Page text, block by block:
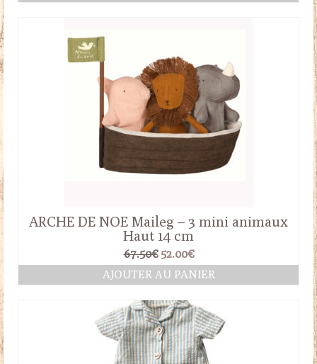
ARCHE DE NOE Maileg – 3 mini animaux
Haut 14 cm
67.50€ Le
prix
initial
67.50€.
52.00€Le
prix
actuel
52.00€.
AJOUTER AU PANIER